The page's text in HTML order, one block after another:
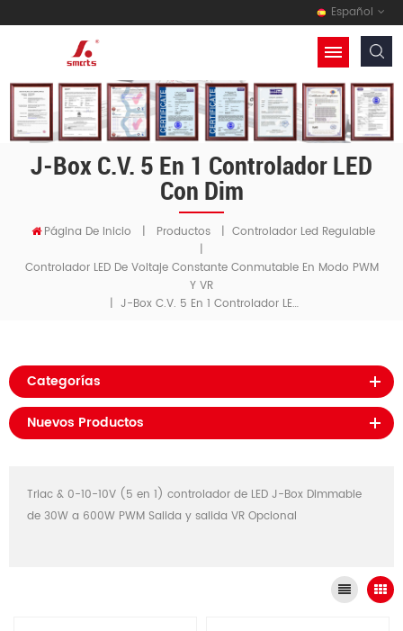
Español
J-Box C.V. 5 En 1 Controlador LED
Con Dim
Página De Inicio | Productos | Controlador Led Regulable
|
Controlador LED De Voltaje Constante Conmutable En Modo PWM
Y VR
|
J-Box C.V. 5 En 1 Controlador LED Con Dim
Categorías
Nuevos Productos
Triac & 0-10-10V (5 en 1) controlador de LED J-Box Dimmable
de 30W a 600W PWM Salida y salida VR Opcional